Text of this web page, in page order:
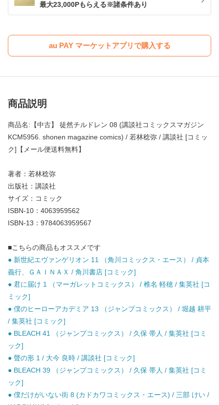
最大23,000Pもらえる※諸条件あり
au PAY マーケットアプリで購入する
商品説明
商品名:【中古】 徒然チルドレン 08 (講談社コミックスマガジン
KCM5956. shonen magazine comics) / 若林稔弥 / 講談社 [コミッ
ク]【メール便送料無料】
著者：若林稔弥
出版社：講談社
サイズ：コミック
ISBN-10：4063959562
ISBN-13：9784063959567
■こちらの商品もオススメです
● 新世紀エヴァンゲリオン 11 （角川コミックス・エース） / 貞本
義行、ＧＡＩＮＡＸ / 角川書店 [コミック]
● 君に届け 1 （マーガレットコミックス） / 椎名 軽穂 / 集英社 [コ
ミック]
● 僕のヒーローアカデミア 13 （ジャンプコミックス） / 堀越 耕平
/ 集英社 [コミック]
● BLEACH 41 （ジャンプコミックス） / 久保 帯人 / 集英社 [コミ
ック]
● 聲の形 1 / 大今 良時 / 講談社 [コミック]
● BLEACH 39 （ジャンプコミックス） / 久保 帯人 / 集英社 [コミ
ック]
● 僕だけがいない街 8 (カドカワコミックス・エース) / 三部 けい /